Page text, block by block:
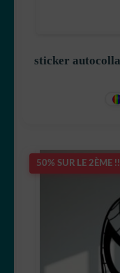
sticker
50% SUR LE 2ÈME !!